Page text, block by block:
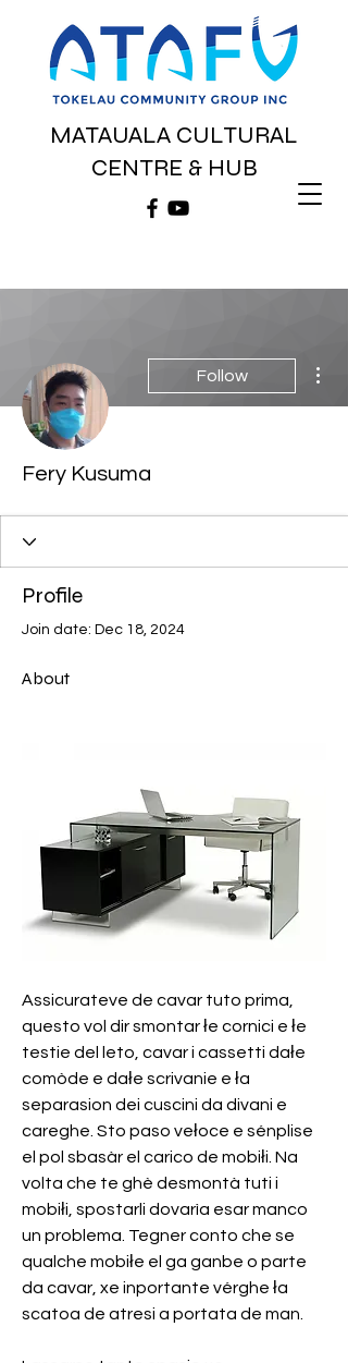
MATAUALA CULTURAL
CENTRE & HUB
Follow
Fery Kusuma
Profile
Join date: Dec 18, 2024
About
Assicurateve de cavar tuto prima,
questo vol dir smontar łe cornici e łe
testie del leto, cavar i cassetti dałe
comòde e dałe scrivanie e ła
separasion dei cuscini da divani e
careghe. Sto paso vełoce e sénplise
el pol sbasàr el carico de mobiłi. Na
volta che te ghè desmontà tuti i
mobiłi, spostarli dovarìa esar manco
un problema. Tegner conto che se
qualche mobiłe el ga ganbe o parte
da cavar, xe inportante vérghe ła
scatoa de atresi a portata de man.